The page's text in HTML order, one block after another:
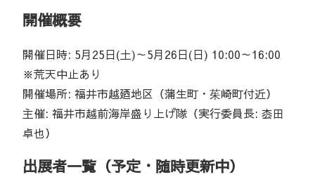
開催概要
開催日時: 5月25日(土)～5月26日(日) 10:00～16:00
※荒天中止あり
開催場所: 福井市越廼地区（蒲生町・茱崎町付近）
主催: 福井市越前海岸盛り上げ隊（実行委員長: 枩田
卓也）
出展者一覧（予定・随時更新中）